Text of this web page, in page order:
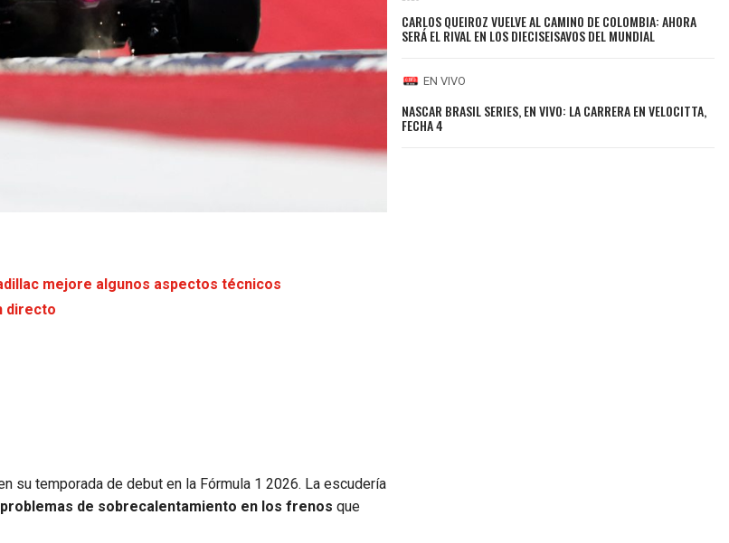
mejore algunos aspectos técnicos
directo
su temporada de debut en la Fórmula 1 2026. La escudería
problemas de sobrecalentamiento en los frenos que
CARLOS QUEIROZ VUELVE AL CAMINO DE COLOMBIA: AHORA
SERÁ EL RIVAL EN LOS DIECISEISAVOS DEL MUNDIAL
EN VIVO
NASCAR BRASIL SERIES, EN VIVO: LA CARRERA EN VELOCITTA,
FECHA 4